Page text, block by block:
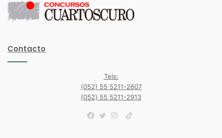
Contacto
Tels:
(052) 55 5211-2607
(052) 55 5211-2913
TikTok